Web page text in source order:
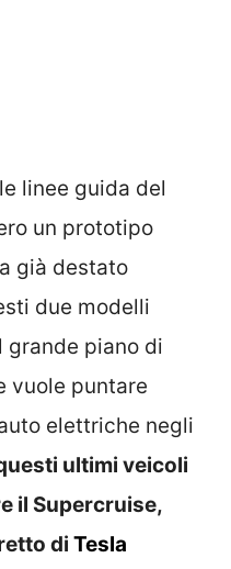
linee guida del
un prototipo
già destato
due modelli
grande piano di
vuole puntare
elettriche negli
ultimi veicoli
il Supercruise,
di Tesla